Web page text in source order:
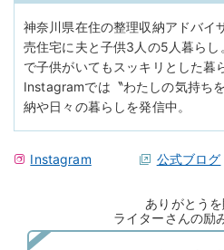
神奈川県在住の整理収納アドバイ
売住宅に夫と子供3人の5人暮ら
で子供がいてもスッキリとした暮
Instagramでは〝わたしの気持ち
納や日々の暮らしを発信中。
Instagram 公式ブログ
ありがとう
ライターさんの励